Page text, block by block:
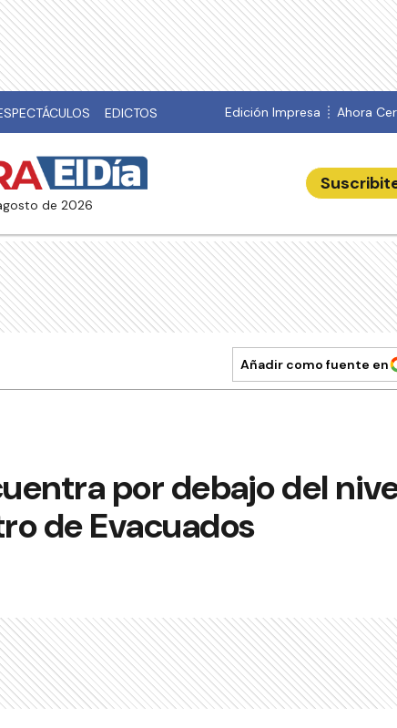
EDICTOS Edición Impresa Ahora
de 2026
Añadir como fuente en
por debajo del
de Evacuados